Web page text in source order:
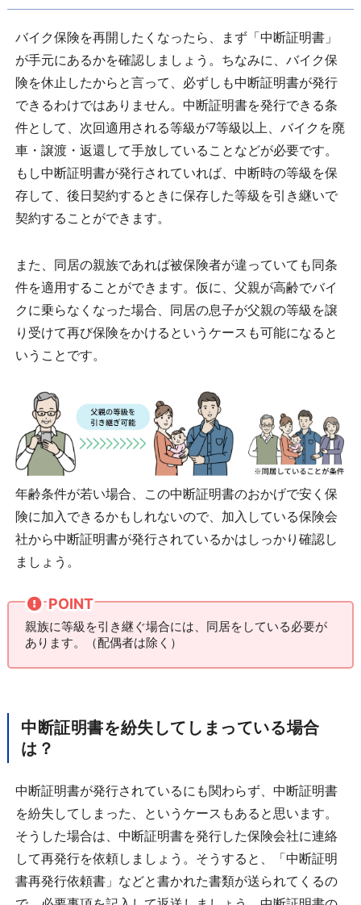
バイク保険を再開したくなったら、まず「中断証明書」
が手元にあるかを確認しましょう。ちなみに、バイク保
険を休止したからと言って、必ずしも中断証明書が発行
できるわけではありません。中断証明書を発行できる条
件として、次回適用される等級が7等級以上、バイクを廃
車・譲渡・返還して手放していることなどが必要です。
もし中断証明書が発行されていれば、中断時の等級を保
存して、後日契約するときに保存した等級を引き継いで
契約することができます。
また、同居の親族であれば被保険者が違っていても同条
件を適用することができます。仮に、父親が高齢でバイ
クに乗らなくなった場合、同居の息子が父親の等級を譲
り受けて再び保険をかけるというケースも可能になると
いうことです。
年齢条件が若い場合、この中断証明書のおかげで安く保
険に加入できるかもしれないので、加入している保険会
社から中断証明書が発行されているかはしっかり確認し
ましょう。
POINT
親族に等級を引き継ぐ場合には、同居をしている必要が
あります。（配偶者は除く）
中断証明書を紛失してしまっている場合
は？
中断証明書が発行されているにも関わらず、中断証明書
を紛失してしまった、というケースもあると思います。
そうした場合は、中断証明書を発行した保険会社に連絡
して再発行を依頼しましょう。そうすると、「中断証明
書再発行依頼書」などと書かれた書類が送られてくるの